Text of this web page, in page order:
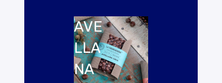
AVE
LLA
NA